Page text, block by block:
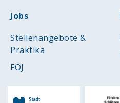
Jobs
Stellenangebote &
Praktika
FÖJ